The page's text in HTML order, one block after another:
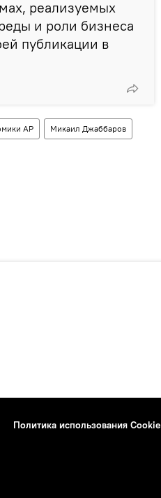
реализуемых
и роли бизнеса
публикации в
АР Микаил Джаббаров
Политика использования Cookie